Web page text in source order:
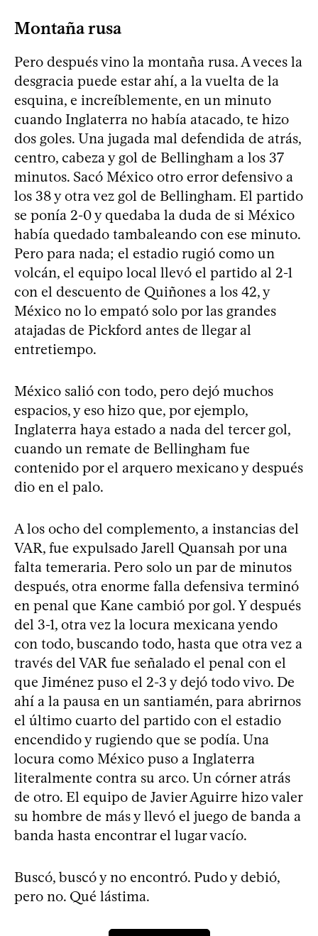
Montaña rusa
Pero después vino la montaña rusa. A veces la
desgracia puede estar ahí, a la vuelta de la
esquina, e increíblemente, en un minuto
cuando Inglaterra no había atacado, te hizo
dos goles. Una jugada mal defendida de atrás,
centro, cabeza y gol de Bellingham a los 37
minutos. Sacó México otro error defensivo a
los 38 y otra vez gol de Bellingham. El partido
se ponía 2-0 y quedaba la duda de si México
había quedado tambaleando con ese minuto.
Pero para nada; el estadio rugió como un
volcán, el equipo local llevó el partido al 2-1
con el descuento de Quiñones a los 42, y
México no lo empató solo por las grandes
atajadas de Pickford antes de llegar al
entretiempo.
México salió con todo, pero dejó muchos
espacios, y eso hizo que, por ejemplo,
Inglaterra haya estado a nada del tercer gol,
cuando un remate de Bellingham fue
contenido por el arquero mexicano y después
dio en el palo.
A los ocho del complemento, a instancias del
VAR, fue expulsado Jarell Quansah por una
falta temeraria. Pero solo un par de minutos
después, otra enorme falla defensiva terminó
en penal que Kane cambió por gol. Y después
del 3-1, otra vez la locura mexicana yendo
con todo, buscando todo, hasta que otra vez a
través del VAR fue señalado el penal con el
que Jiménez puso el 2-3 y dejó todo vivo. De
ahí a la pausa en un santiamén, para abrirnos
el último cuarto del partido con el estadio
encendido y rugiendo que se podía. Una
locura como México puso a Inglaterra
literalmente contra su arco. Un córner atrás
de otro. El equipo de Javier Aguirre hizo valer
su hombre de más y llevó el juego de banda a
banda hasta encontrar el lugar vacío.
Buscó, buscó y no encontró. Pudo y debió,
pero no. Qué lástima.